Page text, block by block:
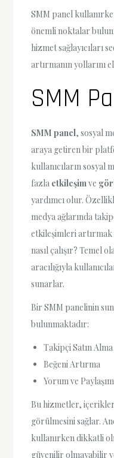
SMM panel
önemli noktalar
hizmet sağlayıcıları
artırmanın yollarını
SMM
SMM panel, sosyal
araya getiren bir
kullanıcıların sosyal
fazla etkileşim ve
yardımcı olur.
medya ağlarında
etkileşimleri
nasıl çalışır? Temel
aracılığıyla
sunarlar.
Bir SMM panelinin
bulunmaktadır:
Takipçi Satın Alma
Beğeni Artırma
Yorum ve
Bu hizmetler,
görülmesini sağlar.
kullanırken dikkatli
güvenilir olmayabilir